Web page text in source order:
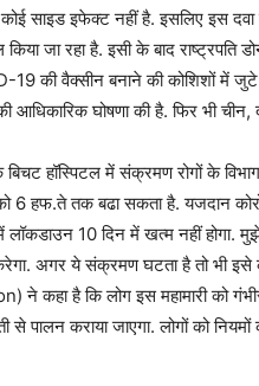
कोई साइड इफेक्‍ट नहीं है. इसलिए इस
किया जा रहा है. इसी के बाद राष्‍ट्रपति
19 की वैक्‍सीन बनाने की कोशिशों में
आधिकारिक घोषणा की है. फिर भी चीन,
बिचट हॉस्पिटल में संक्रमण रोगों के
6 हफ.ते तक बढा सकता है. यजदान
लॉकडाउन 10 दिन में खत्‍म नहीं होगा.
अगर ये संक्रमण घटता है तो भी
ने कहा है कि लोग इस महामारी को
से पालन कराया जाएगा. लोगों को नियमों